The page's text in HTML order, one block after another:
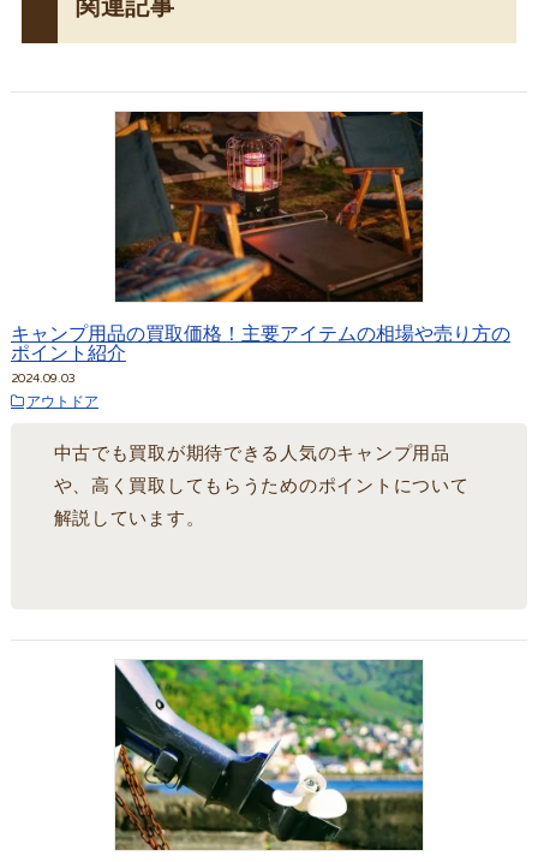
関連記事
キャンプ用品の買取価格！主要アイテムの相場や売り方の
ポイント紹介
2024.09.03
アウトドア
中古でも買取が期待できる人気のキャンプ用品
や、高く買取してもらうためのポイントについて
解説しています。